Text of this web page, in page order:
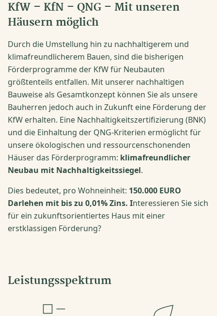
KfW – KfN – QNG – Mit unseren
Häusern möglich
Durch die Umstellung hin zu nachhaltigerem und
klimafreundlicherem Bauen, sind die bisherigen
Förderprogramme der KfW für Neubauten
größtenteils entfallen. Mit unserer nachhaltigen
Bauweise als Gesamtkonzept können Sie als unsere
Bauherren jedoch auch in Zukunft eine Förderung der
KfW erhalten. Eine Nachhaltigkeitszertifizierung (BNK)
und die Einhaltung der QNG-Kriterien ermöglicht für
unsere ökologischen und ressourcenschonenden
Häuser das Förderprogramm: klimafreundlicher
Neubau mit Nachhaltigkeitssiegel.
Dies bedeutet, pro Wohneinheit: 150.000 EURO
Darlehen mit bis zu 0,01% Zins. Interessieren Sie sich
für ein zukunftsorientiertes Haus mit einer
erstklassigen Förderung?
Leistungsspektrum